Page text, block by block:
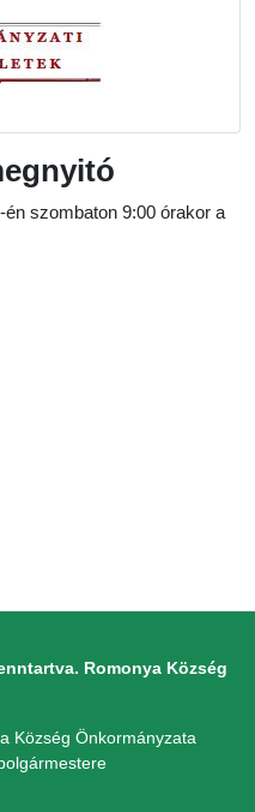
szombaton 9:00 órakor a
Romonya Község
Község Önkormányzata